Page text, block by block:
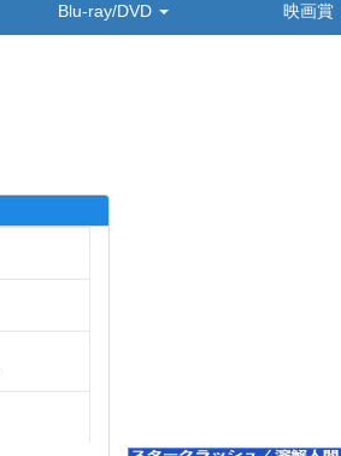
Blu-ray/DVD 映画賞